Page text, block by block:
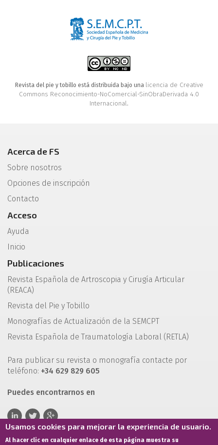
Revista del pie y tobillo está distribuida bajo una licencia de Creative
Commons Reconocimiento-NoComercial-SinObraDerivada 4.0
Internacional.
Acerca de FS
Sobre nosotros
Opciones de inscripción
Contacto
Acceso
Ayuda
Inicio
Publicaciones
Revista Española de Artroscopia y Cirugía Articular
(REACA)
Revista del Pie y Tobillo
Monografías de Actualización de la SEMCPT
Revista Española de Traumatología Laboral (RETLA)
Para publicar su revista o monografía contacte por
teléfono: +34 629 829 605
Puedes encontrarnos en
Usamos cookies para mejorar la experiencia de usuario.
Al hacer clic en cualquier enlace de esta página muestra su